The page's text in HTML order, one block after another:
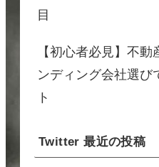
目
【初心者必見】不
ンディング会社選び
ト
Twitter 最近の投稿